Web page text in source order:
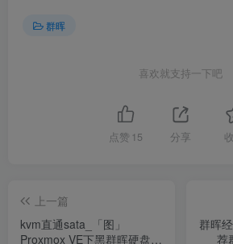
群晖
喜欢就支持一下吧
点赞 15 分享
上一篇
kvm直通sata_「图」
Proxmox VE下黑群晖硬盘休
群晖
荐